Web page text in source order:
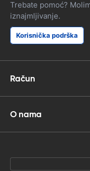
Trebate pomoć?
iznajmljivanje.
Korisnička podrška
Račun
O nama